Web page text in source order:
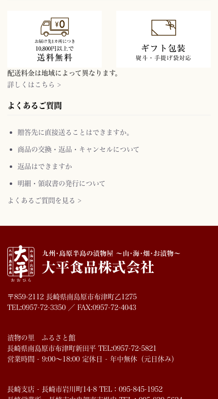
配送料金は地域によって異なります。
詳しくはこちら >
よくあるご質問
贈答先に直接送ることはできますか。
商品の交換・返品・キャンセルについて
返品はできますか
明細・領収書の発行について
よくあるご質問を見る >
〒859-2112 長崎県南島原市布津町乙1275
TEL:0957-72-3350 ／ FAX:0957-72-4043
漬物の里 ふるさと館
長崎県南島原市布津町新田平 TEL:0957-72-5821
営業時間 - 9:00～18:00 定休日 - 年中無休（元日休み）
長崎支店 - 長崎市岩川町14-8 TEL：095-845-1952